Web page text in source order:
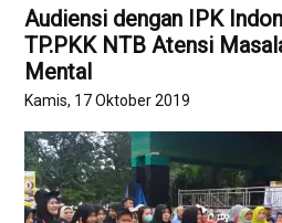
Audiensi dengan IPK
TP.PKK NTB Atensi
Mental
Kamis, 17 Oktober 2019